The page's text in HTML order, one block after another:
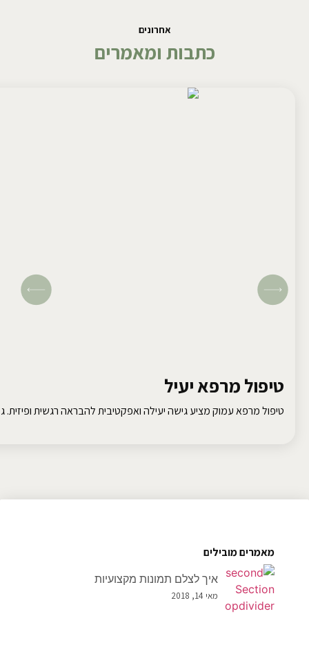
אחרונים
כתבות ומאמרים
טיפול מרפא יעיל
טיפול מרפא עמוק מציע גישה יעילה ואפקטיבית להבראה רגשית ופיזית.
מאמרים מובילים
איך לצלם תמונות מקצועיות
מאי 14, 2018